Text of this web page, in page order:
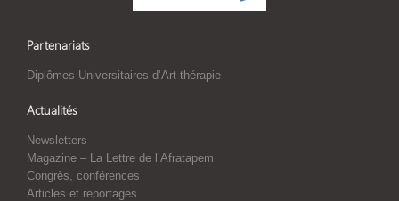
Partenariats
Diplômes Universitaires d’Art-thérapie
Actualités
Newsletters
Magazine – La Lettre de l’Afratapem
Congrès, conférences
Articles et reportages